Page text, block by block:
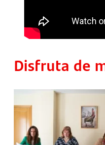
Disfruta de